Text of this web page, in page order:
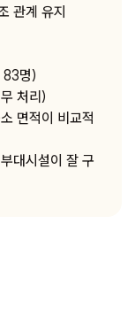
관계 유지
83명)
처리)
면적이 비교적
대시설이 잘 구